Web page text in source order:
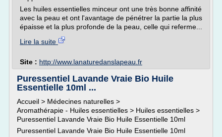
Les huiles essentielles minceur ont une très bonne affinité
avec la peau et ont l'avantage de pénétrer la partie la plus
épaisse et la plus profonde de la peau, celle qui referme...
Lire la suite
Site : http://www.lanaturedanslapeau.fr
Puressentiel Lavande Vraie Bio Huile
Essentielle 10ml ...
Accueil > Médecines naturelles >
Aromathérapie - Huiles essentielles > Huiles essentielles >
Puressentiel Lavande Vraie Bio Huile Essentielle 10ml
Puressentiel Lavande Vraie Bio Huile Essentielle 10ml